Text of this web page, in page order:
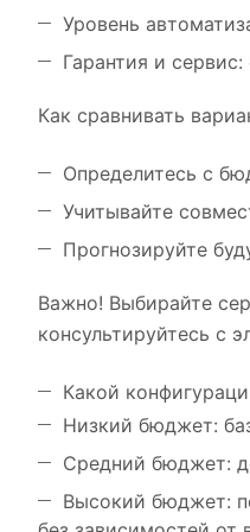
Уровень
Гарантия и
Как сравнивать
Определитесь с
Учитывайте
Прогнозируйте
Важно! Выбирайте
консультируйтесь с
Какой
Низкий бюджет:
Средний бюджет:
Высокий бюджет: